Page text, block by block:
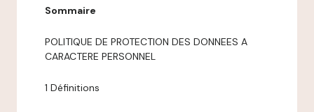
Sommaire
POLITIQUE DE PROTECTION DES DONNEES A
CARACTERE PERSONNEL
1 Définitions